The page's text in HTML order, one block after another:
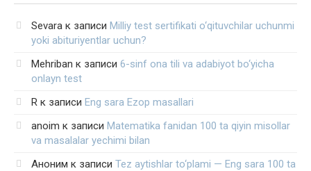
Sevara к записи Milliy test sertifikati o‘qituvchilar uchunmi
yoki abituriyentlar uchun?
Mehriban к записи 6-sinf ona tili va adabiyot bo‘yicha
onlayn test
R к записи Eng sara Ezop masallari
anoim к записи Matematika fanidan 100 ta qiyin misollar
va masalalar yechimi bilan
Аноним к записи Tez aytishlar to‘plami — Eng sara 100 ta